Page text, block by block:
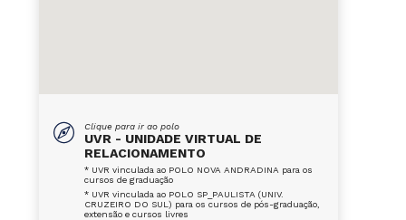
Clique para ir ao polo
UVR - UNIDADE VIRTUAL DE
RELACIONAMENTO
* UVR vinculada ao POLO NOVA ANDRADINA para os
cursos de graduação
* UVR vinculada ao POLO SP_PAULISTA (UNIV.
CRUZEIRO DO SUL) para os cursos de pós-graduação,
extensão e cursos livres